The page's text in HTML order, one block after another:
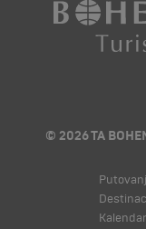
© 2026 TA
Kalendar